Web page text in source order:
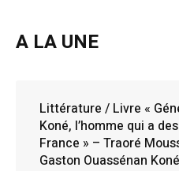
A LA UNE
Littérature / Livre «
Koné, l’homme qui a
France » – Traoré
Gaston Ouassénan Koné